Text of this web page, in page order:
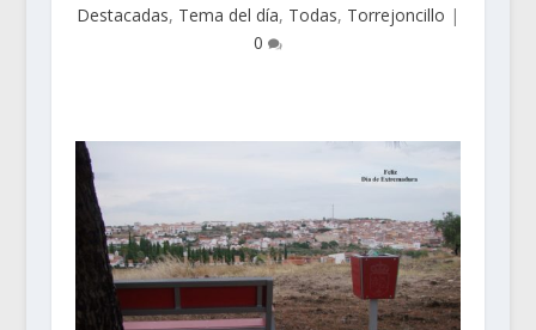
Destacadas, Tema del día, Todas, Torrejoncillo |
0